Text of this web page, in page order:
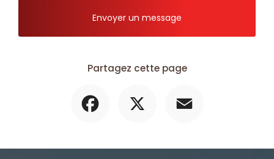
Envoyer un message
Partagez cette page